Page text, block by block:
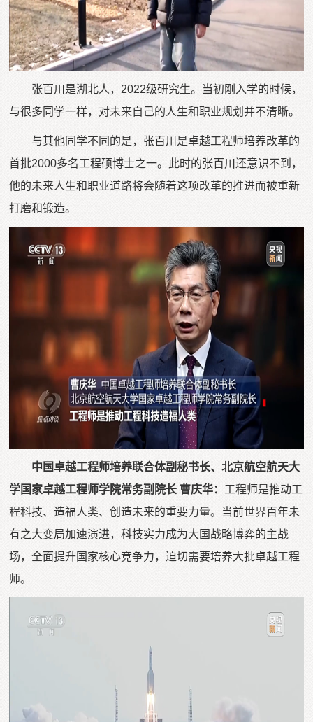
张百川是湖北人，2022级研究生。当初刚入学的时候，
与很多同学一样，对未来自己的人生和职业规划并不清晰。
与其他同学不同的是，张百川是卓越工程师培养改革的
首批2000多名工程硕博士之一。此时的张百川还意识不到，
他的未来人生和职业道路将会随着这项改革的推进而被重新
打磨和锻造。
中国卓越工程师培养联合体副秘书长、北京航空航天大
学国家卓越工程师学院常务副院长 曹庆华： 工程师是推动工
程科技、造福人类、创造未来的重要力量。当前世界百年未
有之大变局加速演进，科技实力成为大国战略博弈的主战
场，全面提升国家核心竞争力，迫切需要培养大批卓越工程
师。